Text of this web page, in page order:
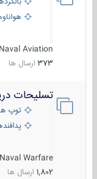
هواناوها
Naval Aviation
373 ارسال ها
تسلیحات
توپ های
Naval Warfare
1,802 ارسال ها